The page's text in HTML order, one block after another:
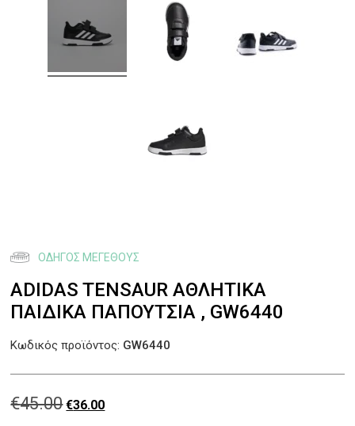
ADIDAS TENSAUR ΑΘΛΗΤΙΚΆ
ΠΑΙΔΙΚΆ ΠΑΠΟΎΤΣΙΑ , GW6440
€45.00Original
€36.00Η
ΟΔΗΓΌΣ ΜΕΓΈΘΟΥΣ
Κωδικός προϊόντος: GW6440